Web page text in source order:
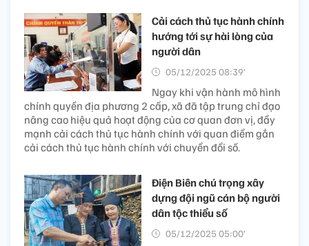
Cải cách thủ tục hành chính
hướng tới sự hài lòng của
người dân
05/12/2025 08:39’
Ngay khi vận hành mô hình
chính quyền địa phương 2 cấp, xã đã tập trung chỉ đạo
nâng cao hiệu quả hoạt động của cơ quan đơn vị, đẩy
mạnh cải cách thủ tục hành chính với quan điểm gắn
cải cách thủ tục hành chính với chuyển đổi số.
Điện Biên chú trọng xây
dựng đội ngũ cán bộ người
dân tộc thiểu số
05/12/2025 05:00’